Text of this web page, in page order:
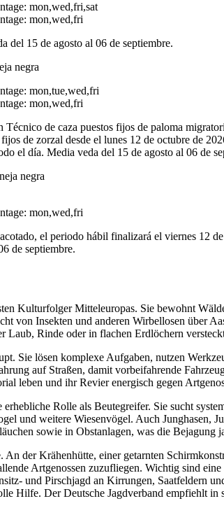
: mon,wed,fri,sat
: mon,wed,fri
del 15 de agosto al 06 de septiembre.
negra
: mon,tue,wed,fri
: mon,wed,fri
de caza puestos fijos de paloma
de zorzal desde el lunes 12 de octubre de
el día. Media veda del 15 de agosto al 06 de
negra
: mon,wed,fri
el periodo hábil finalizará el viernes 12
de septiembre.
Kulturfolger Mitteleuropas. Sie bewohnt
von Insekten und anderen Wirbellosen über
Rinde oder in flachen Erdlöchern
Sie lösen komplexe Aufgaben, nutzen
auf Straßen, damit vorbeifahrende
leben und ihr Revier energisch gegen
Rolle als Beutegreifer. Sie sucht
und weitere Wiesenvögel. Auch Junghasen,
sowie in Obstanlagen, was die Bejagung
der Krähenhütte, einer getarnten
Artgenossen zuzufliegen. Wichtig sind
und Pirschjagd an Kirrungen, Saatfeldern
Hilfe. Der Deutsche Jagdverband empfiehlt